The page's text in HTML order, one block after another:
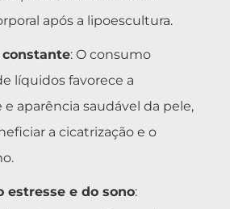
após a lipoescultura.
constante: O consumo
líquidos favorece a
aparência saudável da pele,
a cicatrização e o
estresse e do sono: